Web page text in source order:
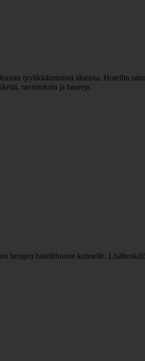
tyylikkäimmistä alueista. Hotellin
ravintoloita ja baareja.
hengen hotellihuone kolmelle.